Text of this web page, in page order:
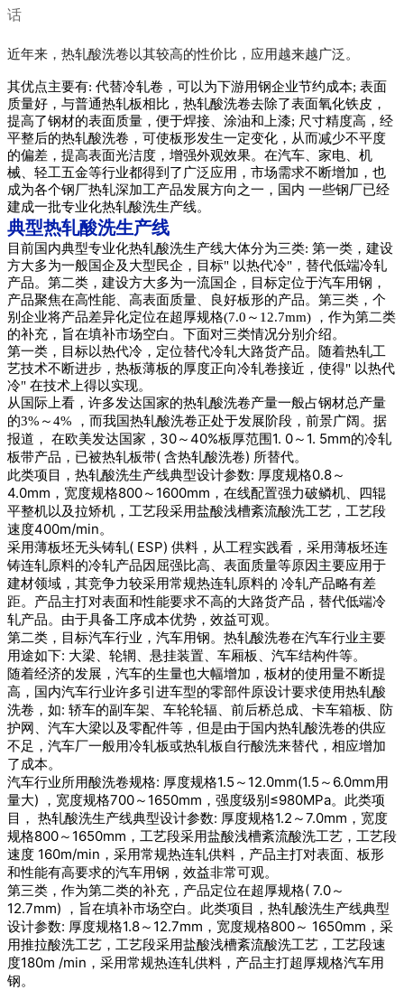
话
近年来，热轧酸洗卷以其较高的性价比，应用越来越广泛。
其优点主要有: 代替冷轧卷，可以为下游用钢企业节约成本; 表面
质量好，与普通热轧板相比，热轧酸洗卷去除了表面氧化铁皮，
提高了钢材的表面质量，便于焊接、涂油和上漆; 尺寸精度高，经
平整后的热轧酸洗卷，可使板形发生一定变化，从而减少不平度
的偏差，提高表面光洁度，增强外观效果。 在汽车、家电、机
械、轻工五金等行业都得到了广泛应用，市场需求不断增加，也
成为各个钢厂热轧深加工产品发展方向之一，国内 一些钢厂已经
建成一批专业化热轧酸洗生产线。
典型热轧酸洗生产线
目前国内典型专业化热轧酸洗生产线大体分为三类: 第一类，建设
方大多为一般国企及大型民企，目标" 以热代冷"，替代低端冷轧
产品。 第二类，建设方大多为一流国企，目标定位于汽车用钢，
产品聚焦在高性能、高表面质量、良好板形的产品。 第三类，个
别企业将产品差异化定位在超厚规格(7.0～12.7mm) ，作为第二类
的补充，旨在填补市场空白。下面对三类情况分别介绍。
第一类，目标以热代冷，定位替代冷轧大路货产品。随着热轧工
艺技术不断进步，热板薄板的厚度正向冷轧卷接近，使得" 以热代
冷" 在技术上得以实现。
从国际上看，许多发达国家的热轧酸洗卷产量一般占钢材总产量
的3%～4% ，而我国热轧酸洗卷正处于发展阶段，前景广阔。 据
报道， 在欧美发达国家，30～40%板厚范围1. 0～1. 5mm的冷轧
板带产品，已被热轧板带( 含热轧酸洗卷) 所替代。
此类项目，热轧酸洗生产线典型设计参数: 厚度规格0.8～
4.0mm，宽度规格800～1600mm，在线配置强力破鳞机、四辊
平整机以及拉矫机，工艺段采用盐酸浅槽紊流酸洗工艺，工艺段
速度400m/min。
采用薄板坯无头铸轧( ESP) 供料，从工程实践看，采用薄板坯连
铸连轧原料的冷轧产品因屈强比高、表面质量等原因主要应用于
建材领域，其竞争力较采用常规热连轧原料的 冷轧产品略有差
距。 产品主打对表面和性能要求不高的大路货产品，替代低端冷
轧产品。 由于具备工序成本优势，效益可观。
第二类，目标汽车行业，汽车用钢。 热轧酸洗卷在汽车行业主要
用途如下: 大梁、轮辋、悬挂装置、车厢板、汽车结构件等。
随着经济的发展，汽车的生量也大幅增加，板材的使用量不断提
高，国内汽车行业许多引进车型的零部件原设计要求使用热轧酸
洗卷，如: 轿车的副车架、车轮轮辐、前后桥总成、卡车箱板、防
护网、汽车大梁以及零配件等，但是由于国内热轧酸洗卷的供应
不足，汽车厂一般用冷轧板或热轧板自行酸洗来替代，相应增加
了成本。
汽车行业所用酸洗卷规格: 厚度规格1.5～12.0mm(1.5～6.0mm用
量大) ，宽度规格700～1650mm，强度级别≤980MPa。 此类项
目， 热轧酸洗生产线典型设计参数: 厚度规格1.2～7.0mm，宽度
规格800～1650mm，工艺段采用盐酸浅槽紊流酸洗工艺，工艺段
速度 160m/min，采用常规热连轧供料，产品主打对表面、板形
和性能有高要求的汽车用钢，效益非常可观。
第三类，作为第二类的补充，产品定位在超厚规格( 7.0～
12.7mm) ，旨在填补市场空白。 此类项目，热轧酸洗生产线典型
设计参数: 厚度规格1.8～12.7mm，宽度规格800～ 1650mm，采
用推拉酸洗工艺，工艺段采用盐酸浅槽紊流酸洗工艺，工艺段速
度180m /min，采用常规热连轧供料，产品主打超厚规格汽车用
钢。